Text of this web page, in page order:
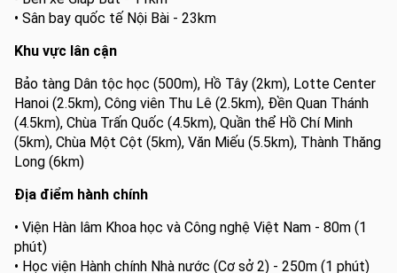
• Sân bay quốc tế Nội Bài - 23km
Khu vực lân cận
Bảo tàng Dân tộc học (500m), Hồ Tây (2km), Lotte Center
Hanoi (2.5km), Công viên Thu Lê (2.5km), Đền Quan Thánh
(4.5km), Chùa Trấn Quốc (4.5km), Quần thể Hồ Chí Minh
(5km), Chùa Một Cột (5km), Văn Miếu (5.5km), Thành Thăng
Long (6km)
Địa điểm hành chính
• Viện Hàn lâm Khoa học và Công nghệ Việt Nam - 80m (1
phút)
• Học viện Hành chính Nhà nước (Cơ sở 2) - 250m (1 phút)